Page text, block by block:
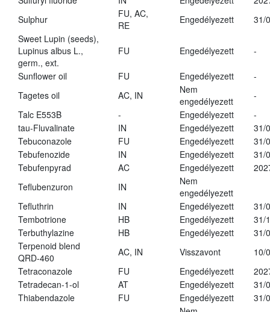
Sulphur
FU, AC,
RE
Engedélyezett
31/
Sweet Lupin (seeds),
Lupinus albus L.,
germ., ext.
FU Engedélyezett -
Sunflower oil FU Engedélyezett
-
Tagetes oil
AC, IN
Nem
engedélyezett
-
Talc E553B
- Engedélyezett
-
tau-Fluvalinate
IN Engedélyezett
31/
Tebuconazole
FU Engedélyezett
31/
Tebufenozide
IN Engedélyezett
31/
Tebufenpyrad
AC Engedélyezett
Teflubenzuron
IN
Nem
engedélyezett
Tefluthrin
IN Engedélyezett
31/
Tembotrione
HB Engedélyezett
31/
Terbuthylazine
HB Engedélyezett
31/
Terpenoid blend
QRD-460
AC, IN Visszavont
10/
Tetraconazole
FU Engedélyezett
Tetradecan-1-ol
AT Engedélyezett
31/
Thiabendazole
FU Engedélyezett
31/